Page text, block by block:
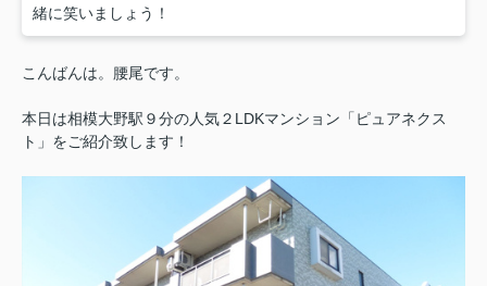
緒に笑いましょう！
こんばんは。腰尾です。
本日は相模大野駅９分の人気２LDKマンション「ピュアネクス
ト」をご紹介致します！